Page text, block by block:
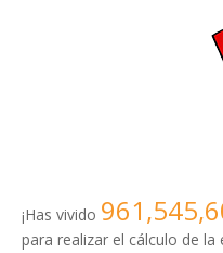
¡Has vivido
para realizar el cálculo de